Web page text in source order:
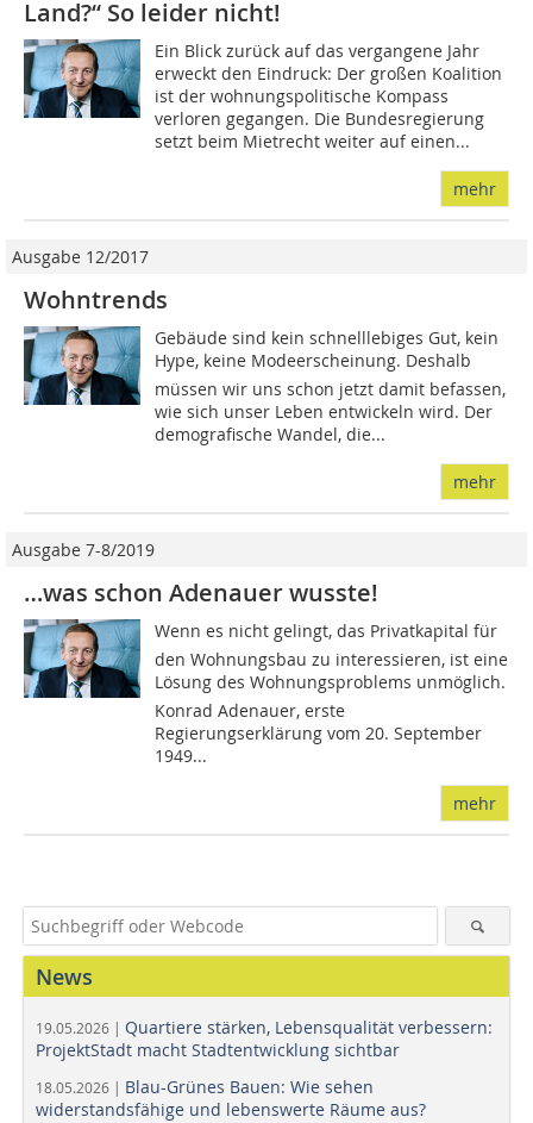
Land?“ So leider nicht!
Ein Blick zurück auf das vergangene Jahr
erweckt den Eindruck: Der großen Koalition
ist der wohnungspolitische Kompass
verloren gegangen. Die Bundesregierung
setzt beim Mietrecht weiter auf einen...
mehr
Ausgabe 12/2017
Wohntrends
Gebäude sind kein schnelllebiges Gut, kein
Hype, keine Modeerscheinung. Deshalb
müssen wir uns schon jetzt damit befassen,
wie sich unser Leben entwickeln wird. Der
demografische Wandel, die...
mehr
Ausgabe 7-8/2019
…was schon Adenauer wusste!
Wenn es nicht gelingt, das Privatkapital für
den Wohnungsbau zu interessieren, ist eine
Lösung des Wohnungsproblems unmöglich.
Konrad Adenauer, erste
Regierungserklärung vom 20. September
1949...
mehr
News
19.05.2026 | Quartiere stärken, Lebensqualität verbessern:
ProjektStadt macht Stadtentwicklung sichtbar
18.05.2026 | Blau-Grünes Bauen: Wie sehen
widerstandsfähige und lebenswerte Räume aus?